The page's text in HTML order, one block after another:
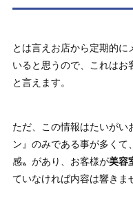
とは言えお店から定期的
いると思うので、これは
と言えます。
ただ、この情報はたいが
ン』のみである事が多く
感〟があり、お客様が美容
ていなければ内容は響きま